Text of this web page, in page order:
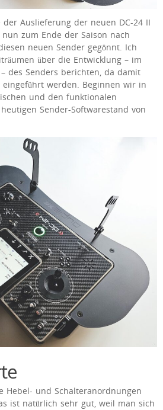
Auslieferung der neuen DC-24 II
zum Ende der Saison nach
neuen Sender gegönnt. Ich
über die Entwicklung – im
des Senders berichten, da damit
werden. Beginnen wir in
und den funktionalen
Sender-Softwarestand von
Hebel- und Schalteranordnungen
ist natürlich sehr gut, weil man sich